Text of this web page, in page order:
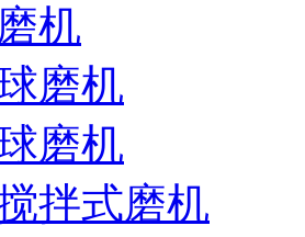
机
磨机
磨机
拌式磨机